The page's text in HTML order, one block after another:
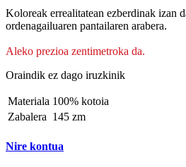
Koloreak errealitatean ezberdinak izan
ordenagailuaren pantailaren arabera.
Aleko prezioa zentimetroka da.
Oraindik ez dago iruzkinik
Materiala 100% kotoia
Zabalera 145 zm
Nire kontua